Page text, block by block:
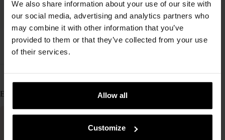
We also share information about your use of our site with
our social media, advertising and analytics partners who
may combine it with other information that you’ve
provided to them or that they’ve collected from your use
of their services.
Allow all
Customize
En rapport